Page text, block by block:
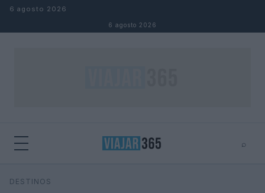
Saltar al contenido
6 agosto 2026
6 agosto 2026
⌕
Buscar
DESTINOS